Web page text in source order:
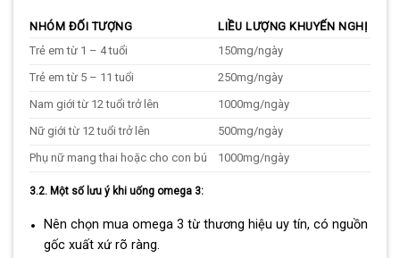
NHÓM ĐỐI TƯỢNG
LIỀU LƯỢNG KHUYẾN NGHỊ
Trẻ em từ 1 – 4 tuổi
150mg/ngày
Trẻ em từ 5 – 11 tuổi
250mg/ngày
Nam giới từ 12 tuổi trở lên
1000mg/ngày
Nữ giới từ 12 tuổi trở lên
500mg/ngày
Phụ nữ mang thai hoặc cho con bú
1000mg/ngày
3.2. Một số lưu ý khi uống omega 3:
Nên chọn mua omega 3 từ thương hiệu uy tín, có nguồn
gốc xuất xứ rõ ràng.